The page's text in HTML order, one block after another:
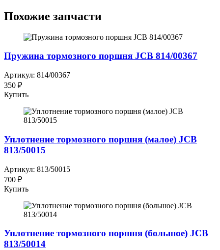
Похожие запчасти
Пружина тормозного поршня JCB 814/00367
Артикул: 814/00367
350 ₽
Купить
Уплотнение тормозного поршня (малое) JCB
813/50015
Артикул: 813/50015
700 ₽
Купить
Уплотнение тормозного поршня (большое) JCB
813/50014